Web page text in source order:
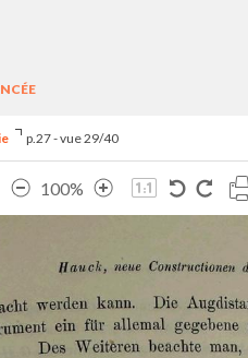
p.27 - vue 29/40
100%